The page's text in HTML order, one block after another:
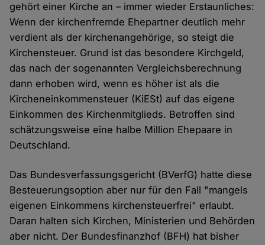
gehört einer Kirche an – immer wieder Erstaunliches:
Wenn der kirchenfremde Ehepartner deutlich mehr
verdient als der kirchenangehörige, so steigt die
Kirchensteuer. Grund ist das besondere Kirchgeld,
das nach der sogenannten Vergleichsberechnung
dann erhoben wird, wenn es höher ist als die
Kircheneinkommensteuer (KiESt) auf das eigene
Einkommen des Kirchenmitglieds. Betroffen sind
schätzungsweise eine halbe Million Ehepaare in
Deutschland.
Das Bundesverfassungsgericht (BVerfG) hatte diese
Besteuerungsoption aber nur für den Fall "mangels
eigenen Einkommens kirchensteuerfrei" erlaubt.
Daran halten sich Kirchen, Ministerien und Behörden
aber nicht. Der Bundesfinanzhof (BFH) hat bisher